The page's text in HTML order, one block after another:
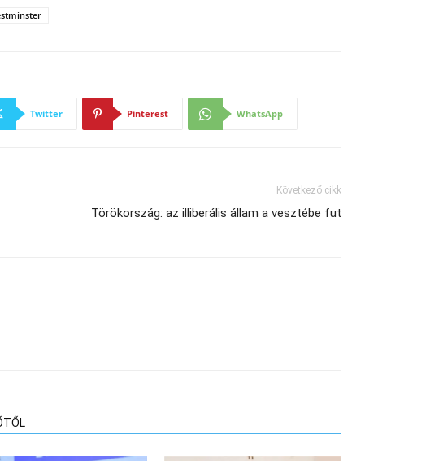
Twitter Pinterest WhatsApp
Következő cikk
Törökország: az illiberális állam a vesztébe fut